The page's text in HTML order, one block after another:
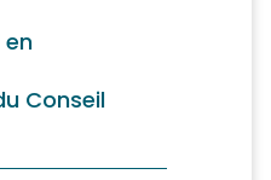
Conseil